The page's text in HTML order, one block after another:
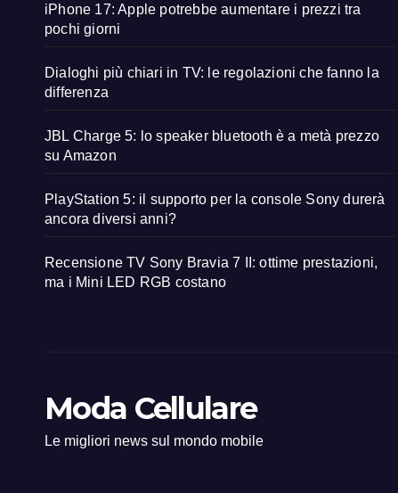
iPhone 17: Apple potrebbe aumentare i prezzi tra
pochi giorni
Dialoghi più chiari in TV: le regolazioni che fanno la
differenza
JBL Charge 5: lo speaker bluetooth è a metà prezzo
su Amazon
PlayStation 5: il supporto per la console Sony durerà
ancora diversi anni?
Recensione TV Sony Bravia 7 II: ottime prestazioni,
ma i Mini LED RGB costano
Moda Cellulare
Le migliori news sul mondo mobile